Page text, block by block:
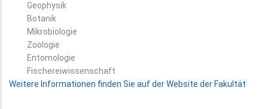
Geophysik
Botanik
Mikrobiologie
Zoologie
Entomologie
Fischereiwissenschaft
Weitere Informationen finden Sie auf der Website der Fakultät